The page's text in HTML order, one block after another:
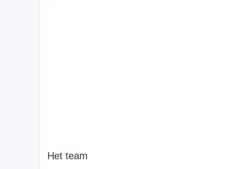
Het team